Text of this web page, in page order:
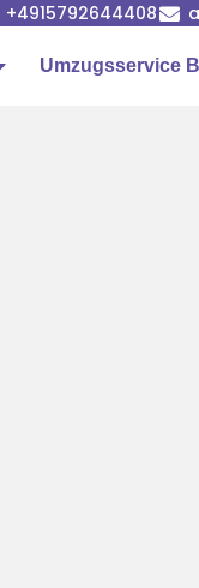
+4915792644408
Umzugsservice